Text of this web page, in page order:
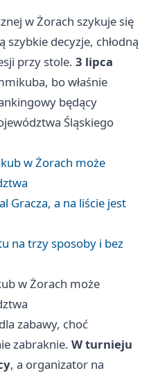
w Żorach szykuje się
decyzje, chłodną
przy stole. 3 lipca
bo właśnie
będący
Śląskiego
w Żorach może
Gracza, a na liście jest
na trzy sposoby i bez
w Żorach może
zabawy, choć
zabraknie. W turnieju
, a organizator na